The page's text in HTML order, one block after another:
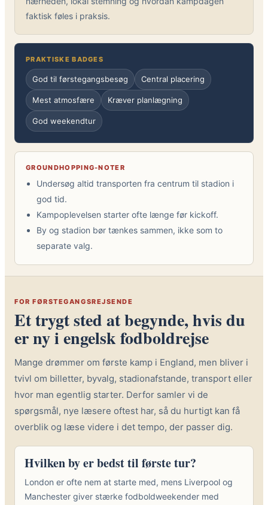
faktisk føles i praksis.
PRAKTISKE BADGES
God til førstegangsbesøg Central placering
Mest atmosfære Kræver planlægning
God weekendtur
GROUNDHOPPING-NOTER
Undersøg altid transporten fra centrum til stadion i
god tid.
Kampoplevelsen starter ofte længe før kickoff.
By og stadion bør tænkes sammen, ikke som to
separate valg.
FOR FØRSTEGANGSREJSENDE
Et trygt sted at begynde, hvis du
er ny i engelsk fodboldrejse
Mange drømmer om første kamp i England, men bliver i
tvivl om billetter, byvalg, stadionafstande, transport eller
hvor man egentlig starter. Derfor samler vi de
spørgsmål, nye læsere oftest har, så du hurtigt kan få
overblik og læse videre i det tempo, der passer dig.
Hvilken by er bedst til første tur?
London er ofte nem at starte med, mens Liverpool og
Manchester giver stærke fodboldweekender med